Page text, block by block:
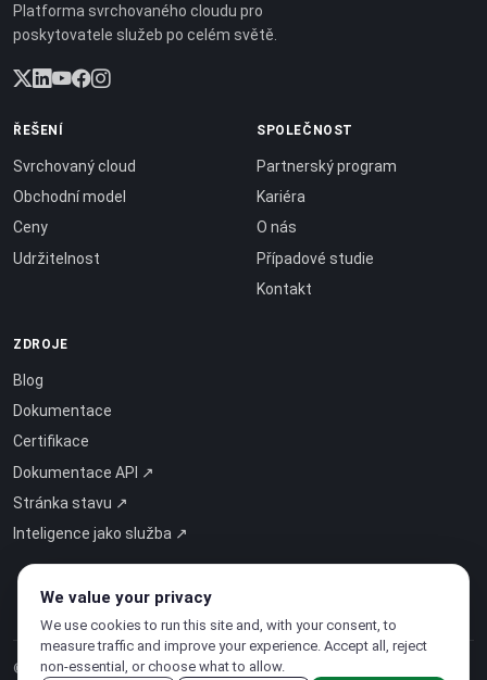
Platforma svrchovaného cloudu pro
poskytovatele služeb po celém světě.
ŘEŠENÍ
Svrchovaný cloud
Obchodní model
Ceny
Udržitelnost
SPOLEČNOST
Partnerský program
Kariéra
O nás
Případové studie
Kontakt
ZDROJE
Blog
Dokumentace
Certifikace
Dokumentace API ↗
Stránka stavu ↗
Inteligence jako služba ↗
© 2026 CloudSigma Holding AG.Všechna práva vyhrazena
We value your privacy
We use cookies to run this site and, with your consent, to
measure traffic and improve your experience. Accept all, reject
non-essential, or choose what to allow.